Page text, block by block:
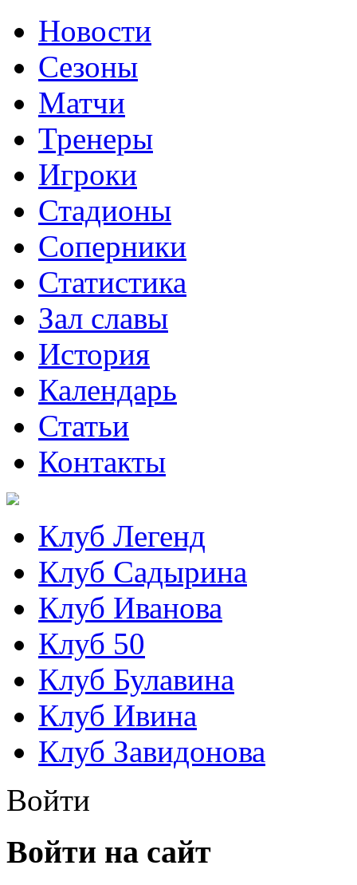
Новости
Сезоны
Матчи
Тренеры
Игроки
Стадионы
Соперники
Статистика
Зал славы
История
Календарь
Статьи
Контакты
Клуб Легенд
Клуб Садырина
Клуб Иванова
Клуб 50
Клуб Булавина
Клуб Ивина
Клуб Завидонова
Войти
Войти на сайт